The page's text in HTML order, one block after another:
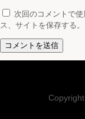
次回のコメントで
ス、サイトを保存する。